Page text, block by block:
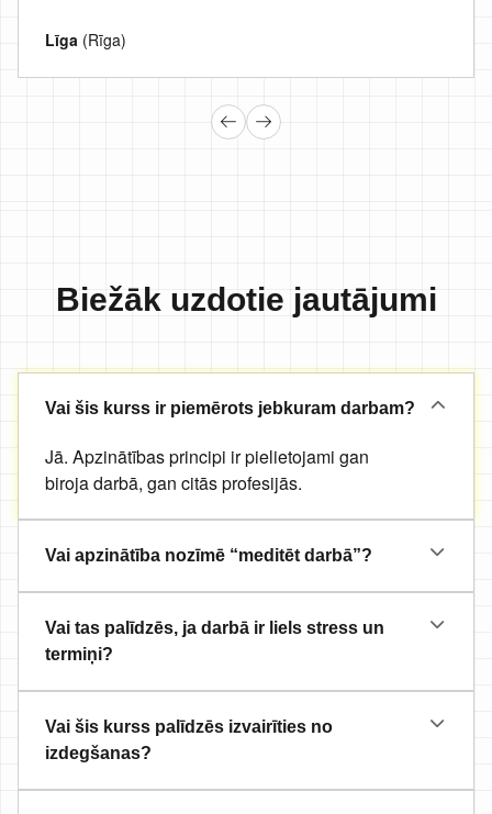
Līga (Rīga)
Biežāk uzdotie jautājumi
Vai šis kurss ir piemērots jebkuram darbam?
Jā. Apzinātības principi ir pielietojami gan
biroja darbā, gan citās profesijās.
Vai apzinātība nozīmē “meditēt darbā”?
Vai tas palīdzēs, ja darbā ir liels stress un
termiņi?
Vai šis kurss palīdzēs izvairīties no
izdegšanas?